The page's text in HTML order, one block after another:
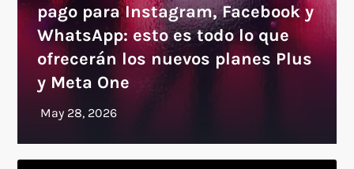
pago para Instagram, Facebook y
WhatsApp: esto es todo lo que
ofrecerán los nuevos planes Plus
y Meta One